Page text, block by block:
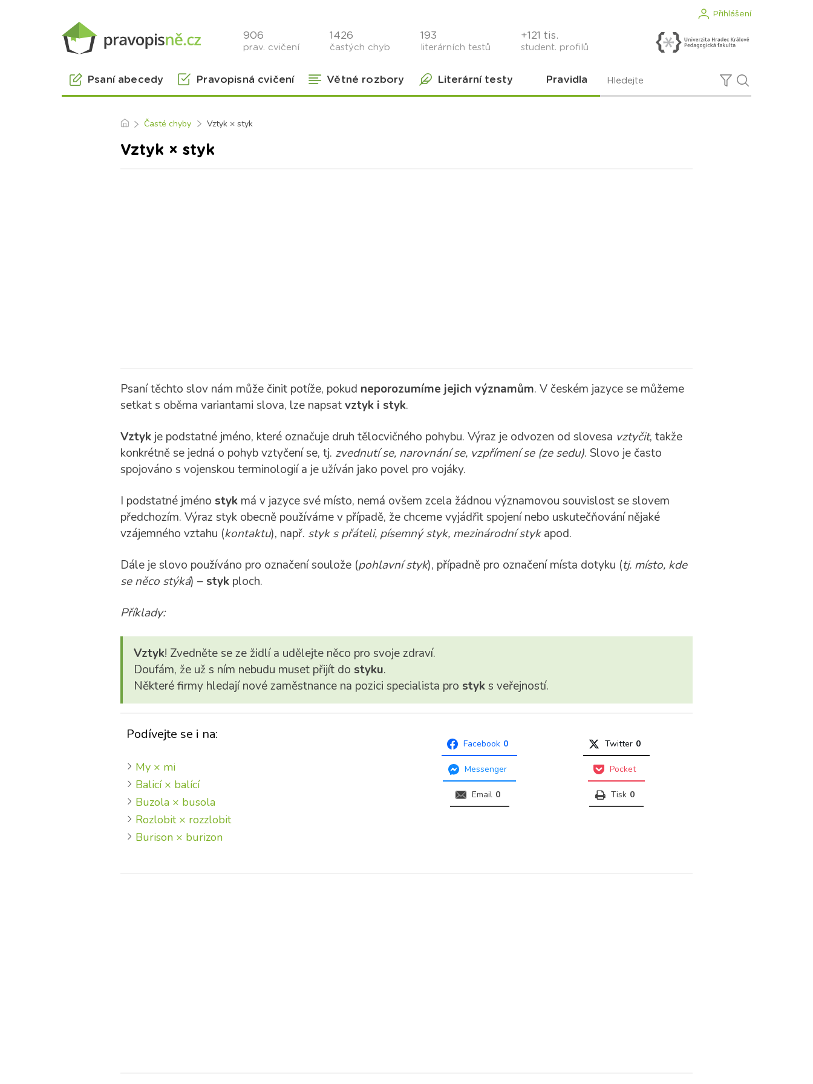
Přihlášení
906
prav. cvičení
1426
častých chyb
193
literárních testů
+121 tis.
student. profilů
Psaní abecedy Pravopisná cvičení Větné rozbory Literární testy Pravidla
Časté chyby Vztyk × styk
Vztyk × styk
Psaní těchto slov nám může činit potíže, pokud neporozumíme jejich významům. V českém jazyce se můžeme
setkat s oběma variantami slova, lze napsatvztyk i styk.
Vztykje podstatné jméno, které označuje druh tělocvičného pohybu. Výraz je odvozen od slovesa vztyčit, takže
konkrétně se jedná o pohyb vztyčení se, tj. zvednutí se, narovnání se, vzpřímení se (ze sedu). Slovo je často
spojováno s vojenskou terminologií a je užíván jako povel pro vojáky.
I podstatné jméno stykmá v jazyce své místo, nemá ovšem zcela žádnou významovou souvislost se slovem
předchozím. Výraz styk obecně používáme v případě, že chceme vyjádřit spojení nebo uskutečňování nějaké
vzájemného vztahu (kontaktu), např. styk s přáteli, písemný styk, mezinárodní stykapod.
Dále je slovo používáno pro označení soulože (pohlavní styk), případně pro označení místa dotyku (tj. místo, kde
se něco stýká) – stykploch.
Příklady:
Vztyk! Zvedněte se ze židlí a udělejte něco pro svoje zdraví.
Doufám, že už s ním nebudu muset přijít do styku.
Některé firmy hledají nové zaměstnance na pozici specialista pro styks veřejností.
Podívejte se i na:
My × mi
Balicí × balící
Buzola × busola
Rozlobit × rozzlobit
Burison × burizon
Facebook 0 Twitter 0
Messenger Pocket
Email 0 Tisk 0